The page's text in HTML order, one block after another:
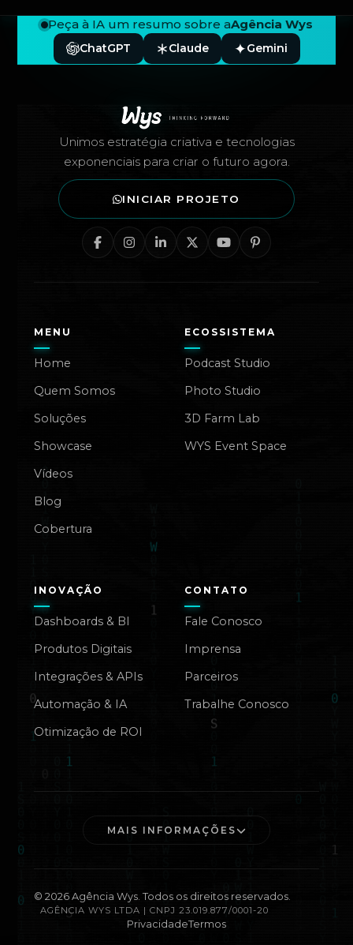
Peça à IA um resumo sobre aAgência Wys
ChatGPT Claude Gemini
Unimos estratégia criativa e tecnologias
exponenciais para criar o futuro agora.
INICIAR PROJETO
MENU
Home
Quem Somos
Soluções
Showcase
Vídeos
Blog
Cobertura
ECOSSISTEMA
Podcast Studio
Photo Studio
3D Farm Lab
WYS Event Space
INOVAÇÃO
Dashboards & BI
Produtos Digitais
Integrações & APIs
Automação & IA
Otimização de ROI
CONTATO
Fale Conosco
Imprensa
Parceiros
Trabalhe Conosco
MAIS INFORMAÇÕES
© 2026Agência Wys. Todos os direitos reservados.
AGÊNCIA WYS LTDA | CNPJ 23.019.877/0001-20
PrivacidadeTermos